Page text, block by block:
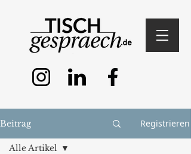
Beitrag Registrieren
Alle Artikel